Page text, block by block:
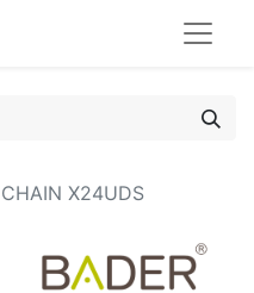
X24UDS